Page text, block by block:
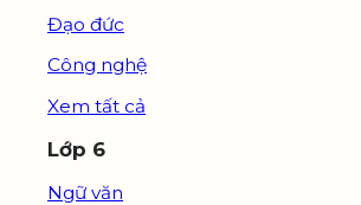
Đạo đức
Công nghệ
Xem tất cả
Lớp 6
Ngữ văn